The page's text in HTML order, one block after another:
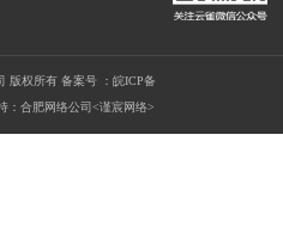
版权所有 备案号 ： 皖ICP备
： 合肥网络公司<谨宸网络>